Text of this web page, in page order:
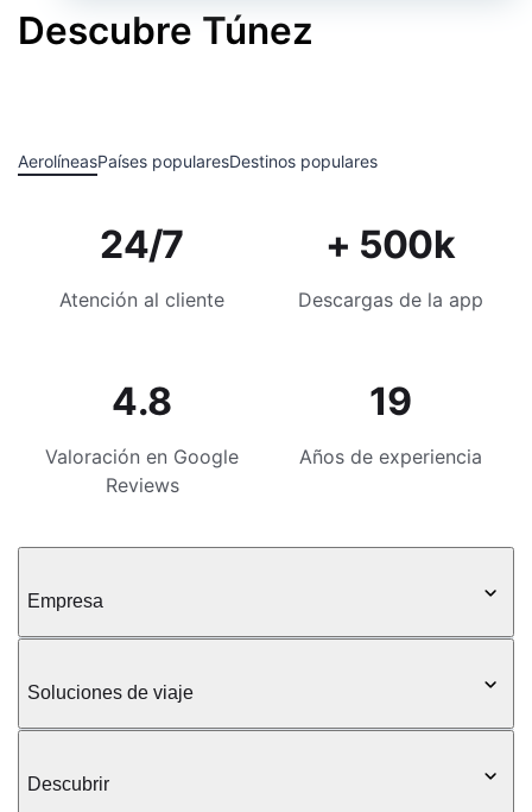
Descubre Túnez
AerolíneasPaíses popularesDestinos populares
24/7
Atención al cliente
+ 500k
Descargas de la app
4.8
Valoración en Google
Reviews
19
Años de experiencia
Empresa
Soluciones de viaje
Descubrir